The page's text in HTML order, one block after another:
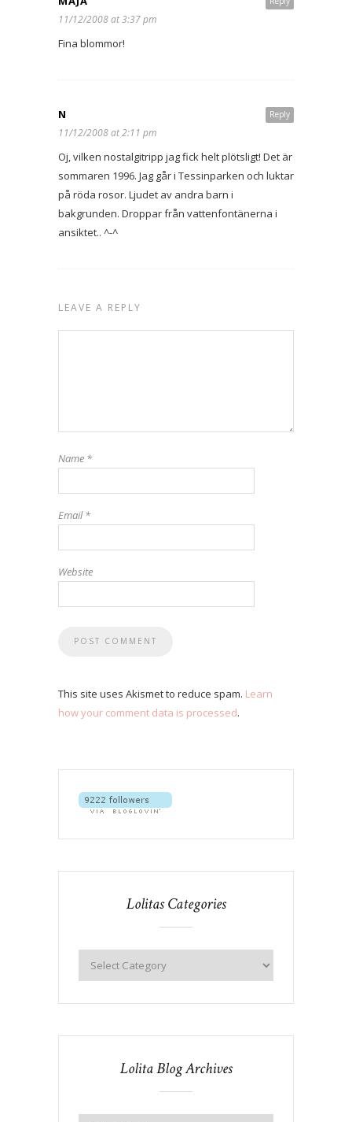
11/12/2008 at 3:37 pm
Fina blommor!
Reply
N
11/12/2008 at 2:11 pm
Oj, vilken nostalgitripp jag fick helt plötsligt! Det är
sommaren 1996. Jag går i Tessinparken och luktar
på röda rosor. Ljudet av andra barn i
bakgrunden. Droppar från vattenfontänerna i
ansiktet.. ^-^
LEAVE A REPLY
Name *
Email*
Website
This site uses Akismet to reduce spam. Learn
how your comment data is processed.
Lolitas Categories
Lolita Blog Archives